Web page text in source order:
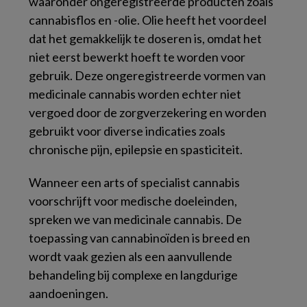
cannabisflos en -olie. Olie heeft het voordeel
dat het gemakkelijk te doseren is, omdat het
niet eerst bewerkt hoeft te worden voor
gebruik. Deze ongeregistreerde vormen van
medicinale cannabis worden echter niet
vergoed door de zorgverzekering en worden
gebruikt voor diverse indicaties zoals
chronische pijn, epilepsie en spasticiteit.
Wanneer een arts of specialist cannabis
voorschrijft voor medische doeleinden,
spreken we van medicinale cannabis. De
toepassing van cannabinoïden is breed en
wordt vaak gezien als een aanvullende
behandeling bij complexe en langdurige
aandoeningen.